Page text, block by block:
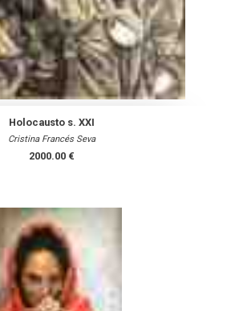
Holocausto s. XXI
Cristina Francés Seva
2000.00 €